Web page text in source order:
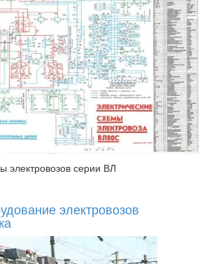
электровозов серии ВЛ
электровозов